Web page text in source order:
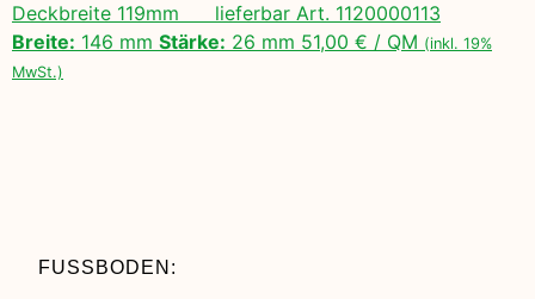
Deckbreite 119mm lieferbar Art. 1120000113
Breite: 146 mm Stärke: 26 mm 51,00 € / QM (inkl. 19%
MwSt.)
FUSSBODEN: